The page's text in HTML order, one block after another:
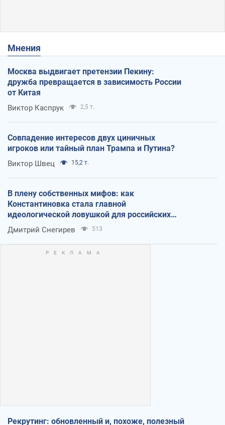
Мнения
Москва выдвигает претензии Пекину:
дружба превращается в зависимость России
от Китая
Виктор Каспрук 2,5 т.
Совпадение интересов двух циничных
игроков или тайный план Трампа и Путина?
Виктор Швец 15,2 т.
В плену собственных мифов: как
Константиновка стала главной
идеологической ловушкой для российских
оккупантов
Дмитрий Снегирев 513
Рекрутинг: обновленный и, похоже, полезный